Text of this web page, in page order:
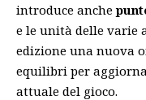
introduce anche
e le unità delle varie
edizione una nuova
equilibri per
attuale del gioco.